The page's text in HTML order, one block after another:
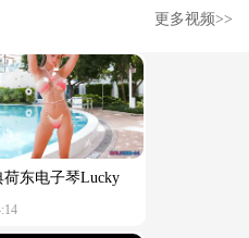
更多视频>>
荷东电子琴Lucky
服节奏